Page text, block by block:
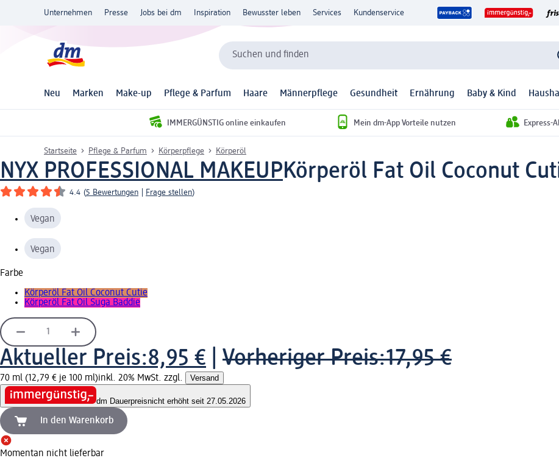
Unternehmen Presse Jobs bei dm Inspiration Bewusster leben Services Kundenservice
Suchen und finden
Neu Marken Make-up Pflege & Parfum Haare Männerpflege Gesundheit Ernährung Baby & Kind
IMMERGÜNSTIG online einkaufen Mein dm-App Vorteile nutzen Express-
Startseite Pflege & Parfum Körperpflege Körperöl
NYX PROFESSIONAL MAKEUPKörperöl Fat Oil Coconut
4.4 (5 Bewertungen Frage stellen)
Vegan
Vegan
Farbe
Körperöl Fat Oil Coconut Cutie
Körperöl Fat Oil Suga Baddie
Aktueller Preis:8,95 € Vorheriger Preis:17,95 €
70 ml (12,79 € je 100 ml)inkl. 20% MwSt. zzgl. Versand
dm Dauerpreisnicht erhöht seit 27.05.2026
In den Warenkorb
Momentan nicht lieferbar